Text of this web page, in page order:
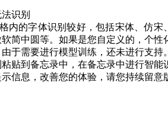
识别
的字体识别较好，包括宋体、仿宋
简中圆等。如果是您自定义的，个性
于需要进行模型训练，还未进行支持
贴到备忘录中，在备忘录中进行智能
信息，改善您的体验，请您持续留意